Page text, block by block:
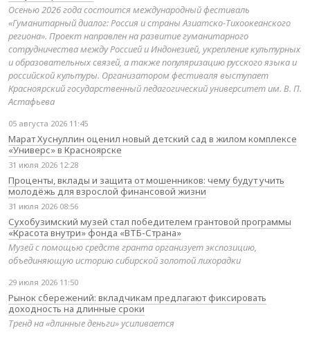
Осенью 2026 года состоится международный фестиваль
«Гуманитарный диалог: Россия и страны Азиатско-Тихоокеанского
региона». Проект направлен на развитие гуманитарного
сотрудничества между Россией и Индонезией, укрепление культурных
и образовательных связей, а также популяризацию русского языка и
российской культуры. Организатором фестиваля выступает
Красноярский государственный педагогический университет им. В. П.
Астафьева
05 августа 2026 11:45
Марат Хуснуллин оценил новый детский сад в жилом комплексе
«Универс» в Красноярске
31 июля 2026 12:28
Проценты, вклады и защита от мошенников: чему будут учить
молодёжь для взрослой финансовой жизни
31 июля 2026 08:56
Сухобузимский музей стал победителем грантовой программы
«Красота внутри» фонда «ВТБ-Страна»
Музей с помощью средств гранта организует экспозицию,
объединяющую историю сибирской золотой лихорадки
29 июля 2026 11:50
Рынок сбережений: вкладчикам предлагают фиксировать
доходность на длинные сроки
Тренд на «длинные деньги» усиливается